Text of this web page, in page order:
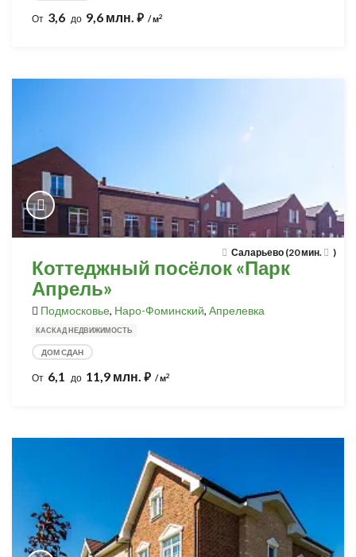
От 3,6 до 9,6 млн. ⃏ / м2
Саларьево (20 мин. )
Коттеджный посёлок «Парк
Апрель»
Подмосковье, Наро-Фоминский, Апрелевка
КАСКАД НЕДВИЖИМОСТЬ
ДОМ СДАН
От 6,1 до 11,9 млн. ⃏ / м2